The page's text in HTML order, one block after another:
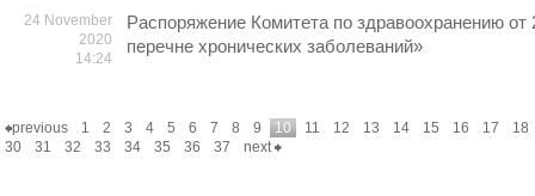
24 November
2020
14:24
Распоряжение Комитета по здравоохранению
перечне хронических заболеваний»
previous 1 2 3 4 5 6 7 8 9 10 11 12 13 14 15 16 17
18
30
31 32 33 34 35 36 37 next